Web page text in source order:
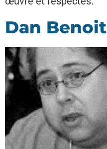
Dan Benoit